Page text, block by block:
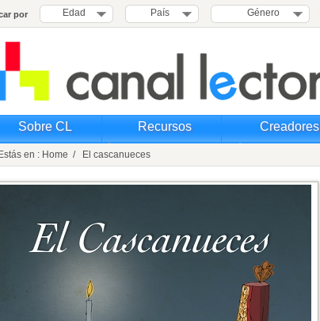
por Edad País Género
Sobre CL Recursos Creadores
Estás en : Home / El cascanueces